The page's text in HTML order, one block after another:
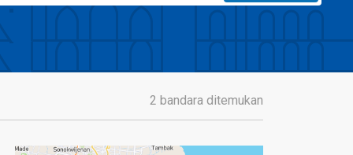
2 bandara ditemukan